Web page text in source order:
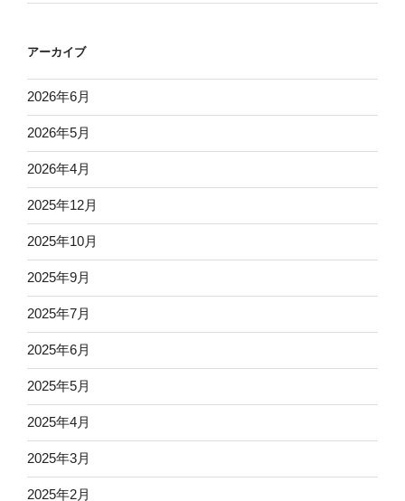
アーカイブ
2026年6月
2026年5月
2026年4月
2025年12月
2025年10月
2025年9月
2025年7月
2025年6月
2025年5月
2025年4月
2025年3月
2025年2月